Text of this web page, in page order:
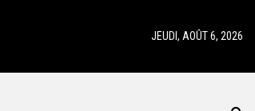
JEUDI, AOÛT 6, 2026